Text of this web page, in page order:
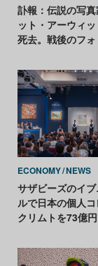
訃報：伝説の写
ット・アーウィ
死去。戦後のフ
ECONOMY NEWS
サザビーズのイ
ルで日本の個人
クリムトを73億
史上2番目に高額